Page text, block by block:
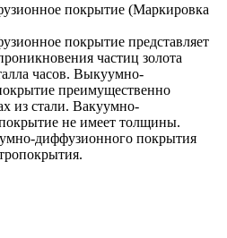
покрытие (Маркировка
покрытие представляет
частиц золота
часов. Выкуумно-
преимущественно
из стали. Вакуумно-
не имеет толщины.
диффузионного покрытия